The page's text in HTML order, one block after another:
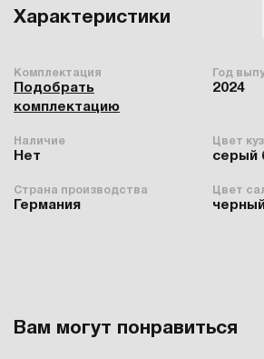
Характеристики
Комплектация
Подобрать
комплектацию
Год
2024
Наличие
Нет
Цвет
серый
Страна производства
Германия
Цвет
Вам могут понравиться